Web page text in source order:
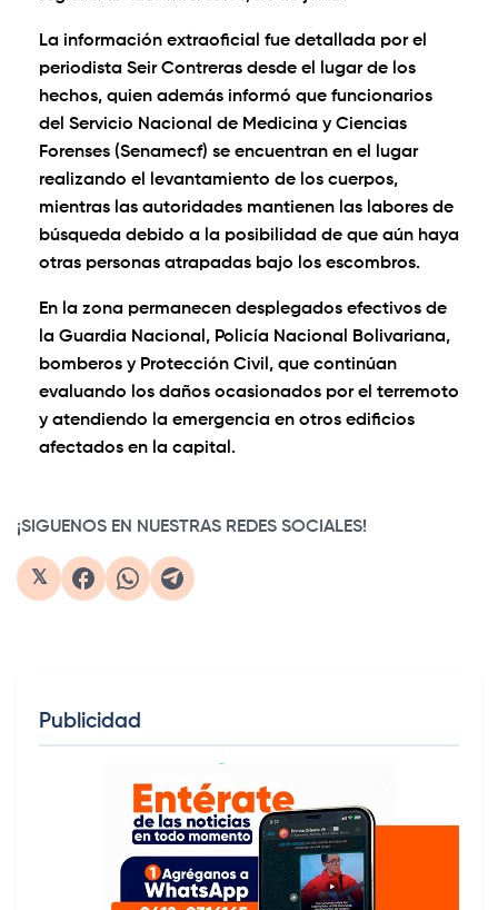
La información extraoficial fue detallada por el
periodista Seir Contreras desde el lugar de los
hechos, quien además informó que funcionarios
del Servicio Nacional de Medicina y Ciencias
Forenses (Senamecf) se encuentran en el lugar
realizando el levantamiento de los cuerpos,
mientras las autoridades mantienen las labores de
búsqueda debido a la posibilidad de que aún haya
otras personas atrapadas bajo los escombros.
En la zona permanecen desplegados efectivos de
la Guardia Nacional, Policía Nacional Bolivariana,
bomberos y Protección Civil, que continúan
evaluando los daños ocasionados por el terremoto
y atendiendo la emergencia en otros edificios
afectados en la capital.
0:00 / 2:32 1×
¡SIGUENOS EN NUESTRAS REDES SOCIALES!
𝕏
Publicidad